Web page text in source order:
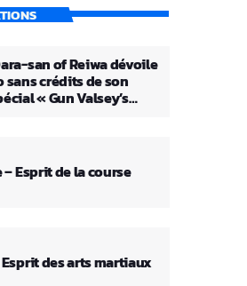
san of Reiwa dévoile
sans crédits de son
« Gun Valsey’s
Esprit de la course
Esprit des arts martiaux